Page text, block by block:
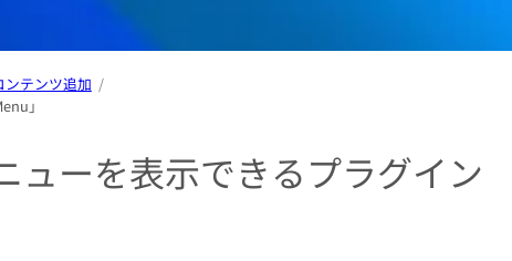
ンテンツ追加
」
ューを表示できるプラグイン